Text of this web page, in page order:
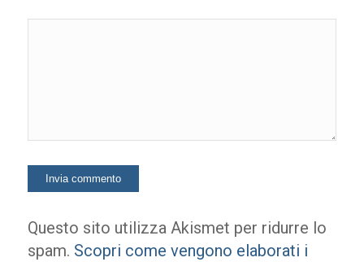
Questo sito utilizza Akismet per ridurre lo
spam. Scopri come vengono elaborati i